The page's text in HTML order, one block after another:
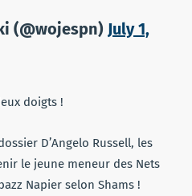
(@wojespn) July 1,
doigts !
D’Angelo Russell, les
le jeune meneur des Nets
Napier selon Shams !